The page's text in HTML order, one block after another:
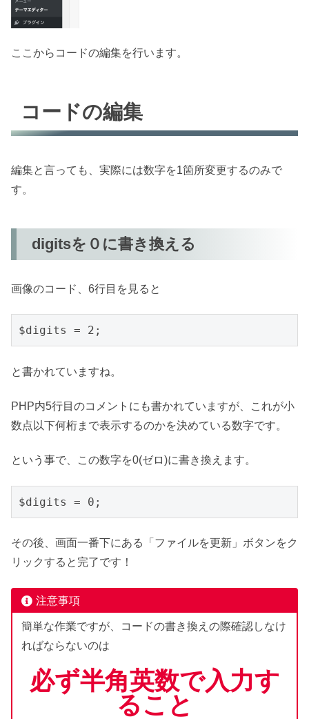
ここからコードの編集を行います。
コードの編集
編集と言っても、実際には数字を1箇所変更するのみで
す。
digitsを０に書き換える
画像のコード、6行目を見ると
$digits = 2;
と書かれていますね。
PHP内5行目のコメントにも書かれていますが、これが小
数点以下何桁まで表示するのかを決めている数字です。
という事で、この数字を0(ゼロ)に書き換えます。
$digits = 0;
その後、画面一番下にある「ファイルを更新」ボタンをク
リックすると完了です！
注意事項
簡単な作業ですが、コードの書き換えの際確認しなけ
ればならないのは
必ず半角英数で入力す
ること